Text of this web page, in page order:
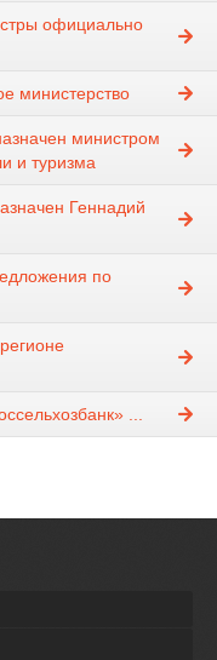
официально
министерство
министром
и туризма
Геннадий
по
...